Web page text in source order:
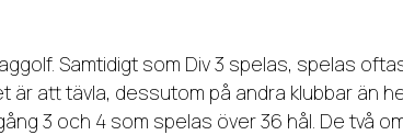
Samtidigt som Div 3 spelas, spelas
att tävla, dessutom på andra klubbar än
3 och 4 som spelas över 36 hål. De två